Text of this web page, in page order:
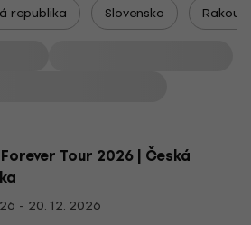
republika Slovensko
Tour 2026 | Česká
- 20. 12. 2026